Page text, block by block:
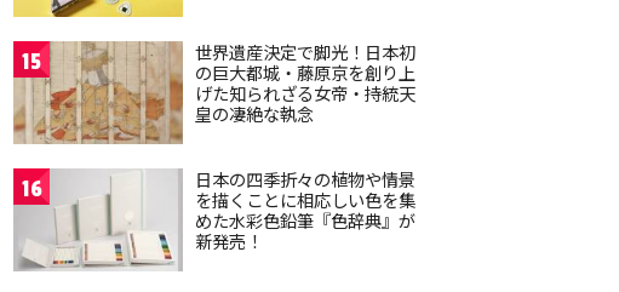
15
世界遺産決定で脚光！日本初
の巨大都城・藤原京を創り上
げた知られざる女帝・持統天
皇の凄絶な執念
16
日本の四季折々の植物や情景
を描くことに相応しい色を集
めた水彩色鉛筆『色辞典』が
新発売！